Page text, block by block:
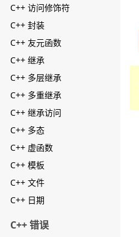
C++ 访问修饰符
C++ 封装
C++ 友元函数
C++ 继承
C++ 多层继承
C++ 多重继承
C++ 继承访问
C++ 多态
C++ 虚函数
C++ 模板
C++ 文件
C++ 日期
C++ 错误